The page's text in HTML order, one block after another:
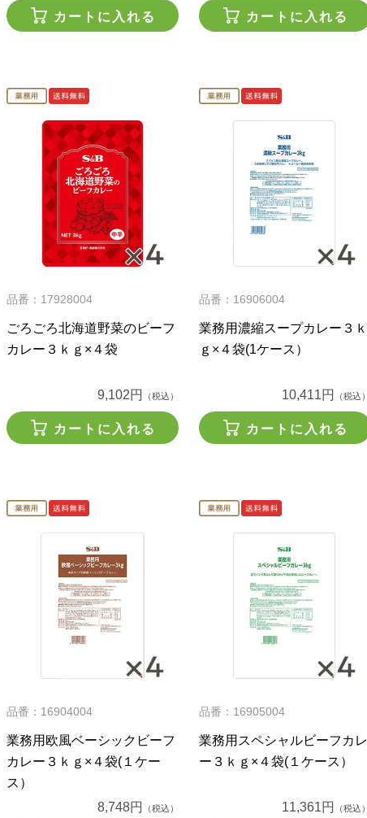
カートに入れる カートに入れる
品番：17928004
ごろごろ北海道野菜のビーフ
カレー３ｋｇ×４袋
9,102円 （税込）
カートに入れる
品番：16906004
業務用濃縮スープカレー３ｋ
ｇ×４袋(1ケース）
10,411円 （税込）
カートに入れる
品番：16904004
業務用欧風ベーシックビーフ
カレー３ｋｇ×４袋(１ケー
ス）
8,748円
（税込）
品番：16905004
業務用スペシャルビーフカレ
ー３ｋｇ×４袋(１ケース）
11,361円 （税込）